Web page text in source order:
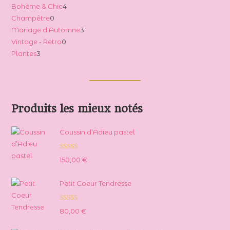
produits
Bohème & Chic44
Champêtre0
produit
Mariage d'Automne3
Vintage - Retro0
Plantes3
Produits les mieux notés
Coussin d’Adieu pastel
Note5.00
150,00€
Petit Coeur Tendresse
Note 5.00
80,00€